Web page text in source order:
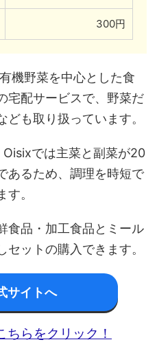
300円
機野菜を中心とした食
宅配サービスで、野菜だ
も取り扱っています。
では主菜と副菜が20
あるため、調理を時短で
。
食品・加工食品とミール
ットの購入できます。
サイトへ
らをクリック！